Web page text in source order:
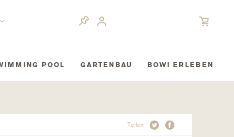
POOL GARTENBAU BOWI ERLEBEN
Teilen